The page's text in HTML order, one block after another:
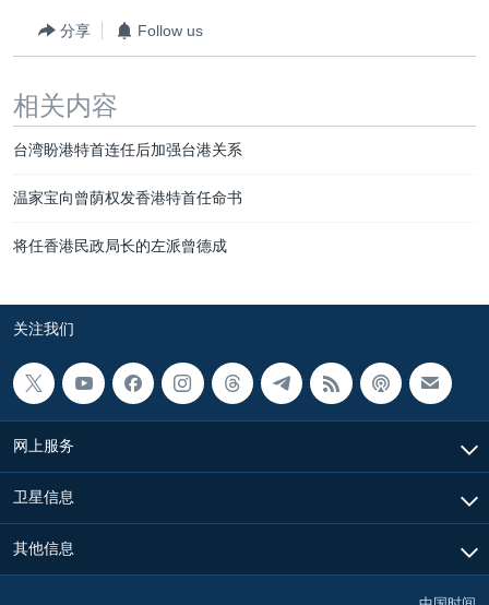
分享 Follow us
相关内容
台湾盼港特首连任后加强台港关系
温家宝向曾荫权发香港特首任命书
将任香港民政局长的左派曾德成
关注我们
网上服务
卫星信息
其他信息